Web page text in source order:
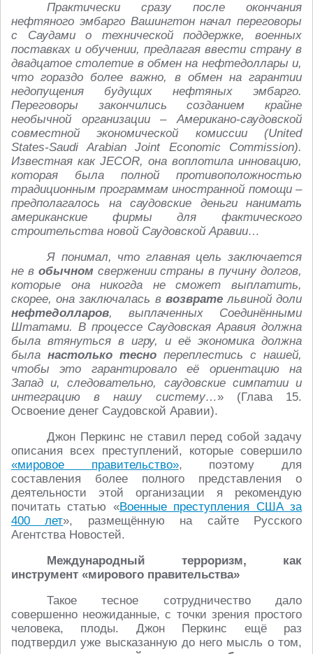
Практически сразу после окончания
нефтяного эмбарго Вашингтон начал переговоры
с Саудами о технической поддержке, военных
поставках и обучении, предлагая ввести страну в
двадцатое столетие в обмен на нефтедоллары и,
что гораздо более важно, в обмен на гарантии
недопущения будущих нефтяных эмбарго.
Переговоры закончились созданием крайне
необычной организации – Американо‑саудовской
совместной экономической комиссии (United
States‑Saudi Arabian Joint Economic Commission).
Известная как JECOR, она воплотила инновацию,
которая была полной противоположностью
традиционным программам иностранной помощи –
предполагалось на саудовские деньги нанимать
американские фирмы для фактического
строительства новой Саудовской Аравии…
Я понимал, что главная цель заключается
не в обычном свержении страны в пучину долгов,
которые она никогда не сможет выплатить,
скорее, она заключалась в возврательвиной доли
нефтедолларов, выплаченных Соединёнными
Штатами. В процессе Саудовская Аравия должна
была втянуться в игру, и её экономика должна
была настолько тесно переплестись с нашей,
чтобы это гарантировало её ориентацию на
Запад и, следовательно, саудовские симпатии и
интеграцию в нашу систему…» (Глава 15.
Освоение денег Саудовской Аравии).
Джон Перкинс не ставил перед собой задачу
описания всех преступлений, которые совершило
«мировое правительство», поэтому для
составления более полного представления о
деятельности этой организации я рекомендую
почитать статью «Военные преступления США за
400 лет», размещённую на сайте Русского
Агентства Новостей.
Международный терроризм, как
инструмент «мирового правительства»
Такое тесное сотрудничество дало
совершенно неожиданные, с точки зрения простого
человека, плоды. Джон Перкинс ещё раз
подтвердил уже высказанную до него мысль о том,